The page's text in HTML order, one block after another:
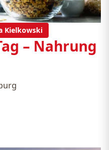
Kielkowski
– Nahrung